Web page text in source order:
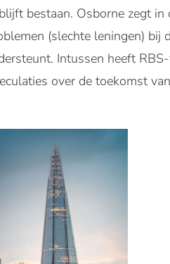
bestaan. Osborne zegt in
(slechte leningen) bij
Intussen heeft
over de toekomst